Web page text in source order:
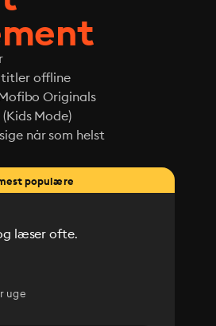
offline
Originals
Mode)
når som helst
populære
læser ofte.
uge